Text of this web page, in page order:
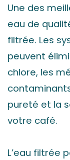
Une des
eau de
filtrée. Les
peuvent
chlore, les
pureté et la
votre café.
L’eau filtrée